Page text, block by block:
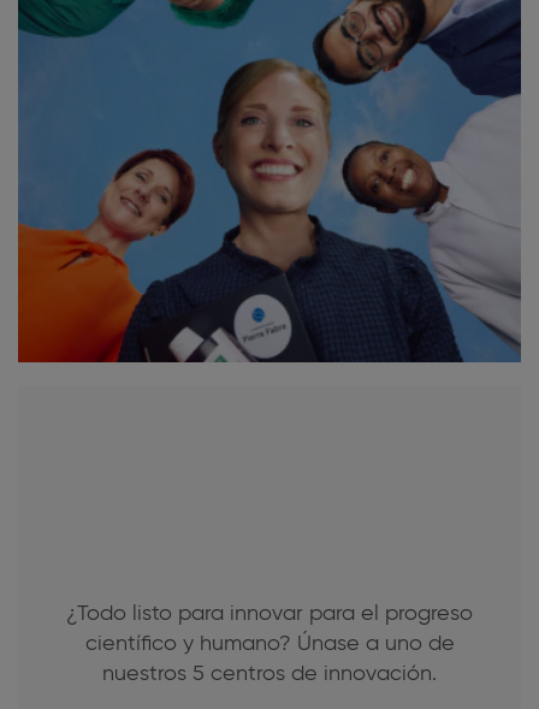
¿Todo listo para innovar para el progreso
científico y humano? Únase a uno de
nuestros 5 centros de innovación.